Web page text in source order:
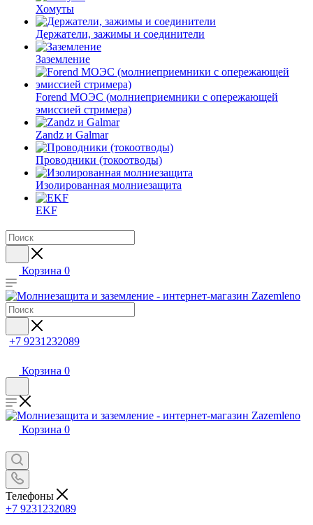
Хомуты
Держатели, зажимы и соединители
Заземление
Forend МОЭС (молниеприемники с опережающей
эмиссией стримера)
Zandz и Galmar
Проводники (токоотводы)
Изолированная молниезащита
EKF
Корзина 0
+7 9231232089
Корзина 0
Корзина 0
Телефоны
+7 9231232089